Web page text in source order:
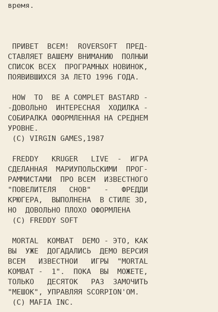
время.
СТАВЛЯЕТ ВАШЕМУ ВНИМАНИЮ  ПОЛНЫИ
СПИСОК ВСЕХ  ПРОГРАМНЫХ НОВИНОК,
ПОЯВИВШИХСЯ ЗА ЛЕТО 1996 ГОДА.
-ДОВОЛЬНО  ИНТЕРЕСНАЯ  ХОДИЛКА -
СОБИРАЛКА ОФОРМЛЕННАЯ НА СРЕДНЕМ
УРОВНЕ.
СДЕЛАННАЯ  МАРИУПОЛЬСКИМИ  ПРОГ-
РАММИСТАМИ  ПРО ВСЕМ  ИЗВЕСТНОГО
"ПОВЕЛИТЕЛЯ   СНОВ"   -   ФРЕДДИ
КРЮГЕРА,  ВЫПОЛНЕНА  В СТИЛЕ 3D,
НО  ДОВОЛЬНО ПЛОХО ОФОРМЛЕНА
ВЫ  УЖЕ  ДОГАДАЛИСЬ  ДЕМО ВЕРСИЯ
ВСЕМ   ИЗВЕСТНОИ   ИГРЫ  "MORTAL
KOMBAT -  1".  ПОКА  ВЫ  МОЖЕТЕ,
ТОЛЬКО   ДЕСЯТОК   РАЗ  ЗАМОЧИТЬ
"МЕШОК", УПРАВЛЯЯ SCORPION'ОМ.